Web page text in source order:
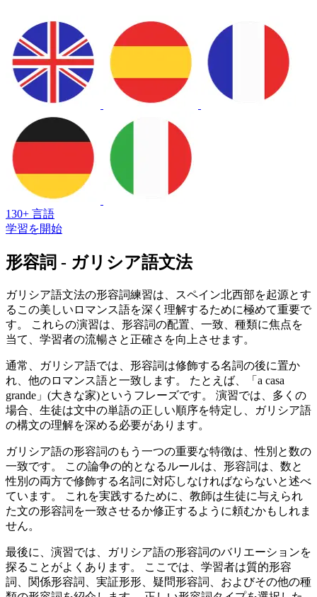
130+ 言語
学習を開始
形容詞 - ガリシア語文法
ガリシア語文法の形容詞練習は、スペイン北西部を起源とす
るこの美しいロマンス語を深く理解するために極めて重要で
す。 これらの演習は、形容詞の配置、一致、種類に焦点を
当て、学習者の流暢さと正確さを向上させます。
通常、ガリシア語では、形容詞は修飾する名詞の後に置か
れ、他のロマンス語と一致します。 たとえば、「a casa
grande」(大きな家)というフレーズです。 演習では、多くの
場合、生徒は文中の単語の正しい順序を特定し、ガリシア語
の構文の理解を深める必要があります。
ガリシア語の形容詞のもう一つの重要な特徴は、性別と数の
一致です。 この論争の的となるルールは、形容詞は、数と
性別の両方で修飾する名詞に対応しなければならないと述べ
ています。 これを実践するために、教師は生徒に与えられ
た文の形容詞を一致させるか修正するように頼むかもしれま
せん。
最後に、演習では、ガリシア語の形容詞のバリエーションを
探ることがよくあります。 ここでは、学習者は質的形容
詞、関係形容詞、実証形形、疑問形容詞、およびその他の種